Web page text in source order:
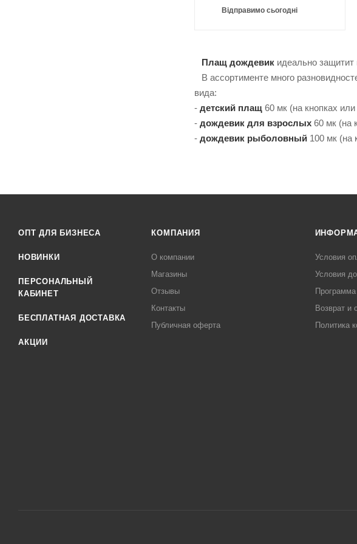
Відправимо сьогодні
Плащ дождевик идеально
В ассортименте много
вида:
- детский плащ 60 мк (на кнопках
- дождевик для взрослых 60 мк (на
- дождевик рыболовный 100 мк (на
ОПТ ДЛЯ БИЗНЕСА
НОВИНКИ
ПЕРСОНАЛЬНЫЙ
КАБИНЕТ
БЕСПЛАТНАЯ ДОСТАВКА
АКЦИИ
КОМПАНИЯ
О компании
Магазины
Отзывы
Контакты
Публичная оферта
Условия
Условия
Возврат и
Политика